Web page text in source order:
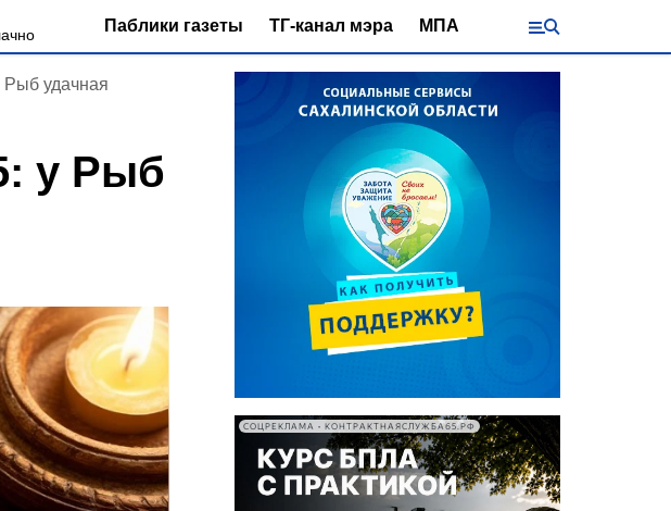
Паблики газеты ТГ-канал мэра МПА
Рыб удачная
у Рыб
СОЦРЕКЛАМА • КОНТРАКТНАЯСЛУЖБА65.РФ